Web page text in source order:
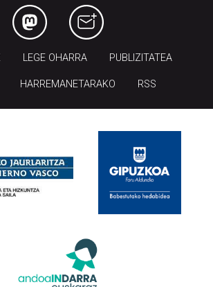
LEGE OHARRA PUBLIZITATEA
HARREMANETARAKO RSS